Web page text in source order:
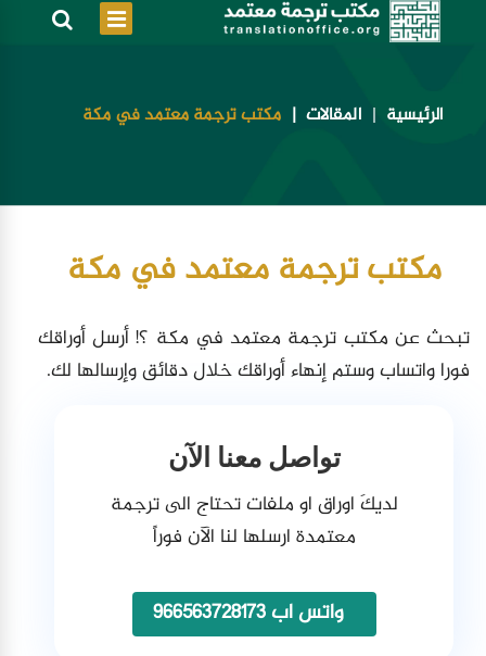
الرئيسية المقالات مكتب ترجمة معتمد في مكة
مكتب ترجمة معتمد في مكة
تبحث عن مكتب ترجمة معتمد في مكة ؟! أرسل أوراقك
فورا واتساب وستم إنهاء أوراقك خلال دقائق وإرسالها لك.
تواصل معنا الآن
لديكَ اوراق او ملفات تحتاج الى ترجمة
معتمدة ارسلها لنا الآن فوراً
واتس اب 966563728173